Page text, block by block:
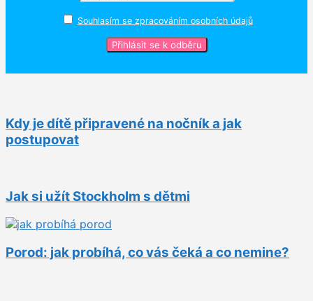
Souhlasím se zpracováním osobních údajů
Kdy je dítě připravené na nočník a jak
postupovat
Jak si užít Stockholm s dětmi
Porod: jak probíhá, co vás čeká a co nemine?